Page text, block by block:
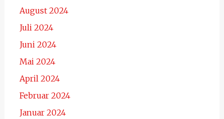
August 2024
Juli 2024
Juni 2024
Mai 2024
April 2024
Februar 2024
Januar 2024